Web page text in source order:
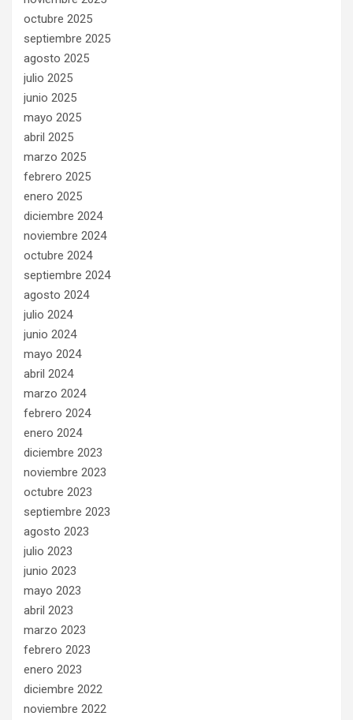
octubre 2025
septiembre 2025
agosto 2025
julio 2025
junio 2025
mayo 2025
abril 2025
marzo 2025
febrero 2025
enero 2025
diciembre 2024
noviembre 2024
octubre 2024
septiembre 2024
agosto 2024
julio 2024
junio 2024
mayo 2024
abril 2024
marzo 2024
febrero 2024
enero 2024
diciembre 2023
noviembre 2023
octubre 2023
septiembre 2023
agosto 2023
julio 2023
junio 2023
mayo 2023
abril 2023
marzo 2023
febrero 2023
enero 2023
diciembre 2022
noviembre 2022